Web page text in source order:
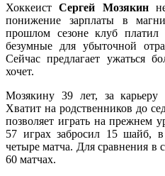
ХоккеистСергей Мозякинне
понижение зарплаты в
прошлом сезоне клуб
безумные для убыточной
Сейчас предлагает ужаться
хочет.
Мозякину 39 лет, за карьеру
Хватит на родственников до
позволяет играть на прежнем
57 играх забросил 15 шайб,
четыре матча. Для сравнения в
60 матчах.